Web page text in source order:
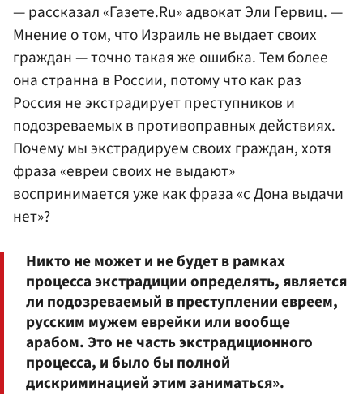
— рассказал «Газете.Ru» адвокат Эли Гервиц. —
Мнение о том, что Израиль не выдает своих
граждан — точно такая же ошибка. Тем более
она странна в России, потому что как раз
Россия не экстрадирует преступников и
подозреваемых в противоправных действиях.
Почему мы экстрадируем своих граждан, хотя
фраза «евреи своих не выдают»
воспринимается уже как фраза «с Дона выдачи
нет»?
Никто не может и не будет в рамках
процесса экстрадиции определять, является
ли подозреваемый в преступлении евреем,
русским мужем еврейки или вообще
арабом. Это не часть экстрадиционного
процесса, и было бы полной
дискриминацией этим заниматься».